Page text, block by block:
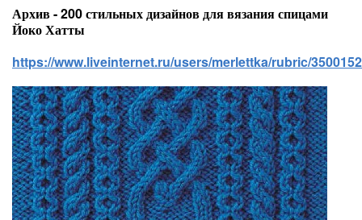
Архив - 200 стильных дизайнов для вязания спицами
Йоко Хатты
https://www.liveinternet.ru/users/merlettka/rubric/